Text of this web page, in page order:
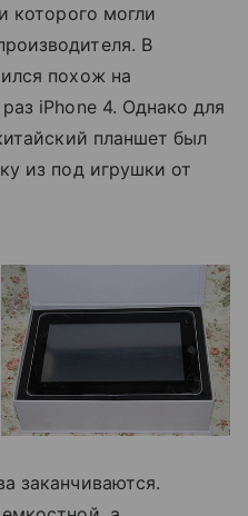
которого могли
В
похож на
iPhone 4. Однако для
планшет был
из под игрушки от
заканчиваются.